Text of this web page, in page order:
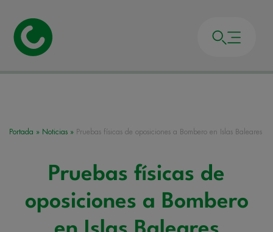
Portada » Noticias » Pruebas físicas de oposiciones a Bombero en Islas Baleares
Pruebas físicas de
oposiciones a Bombero